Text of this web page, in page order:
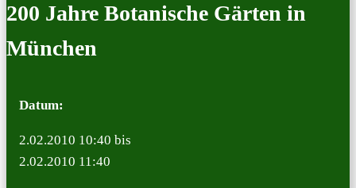
200 Jah­re Bota­ni­sche Gär­ten in
Mün­chen
Datum:
2.02.2010 10:40 bis
2.02.2010 11:40